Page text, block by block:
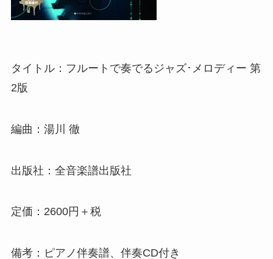
タイトル：フルートで奏でるジャズ･メロディー 第
2版
編曲：湯川 徹
出版社：全音楽譜出版社
定価：2600円＋税
備考：ピアノ伴奏譜、伴奏CD付き